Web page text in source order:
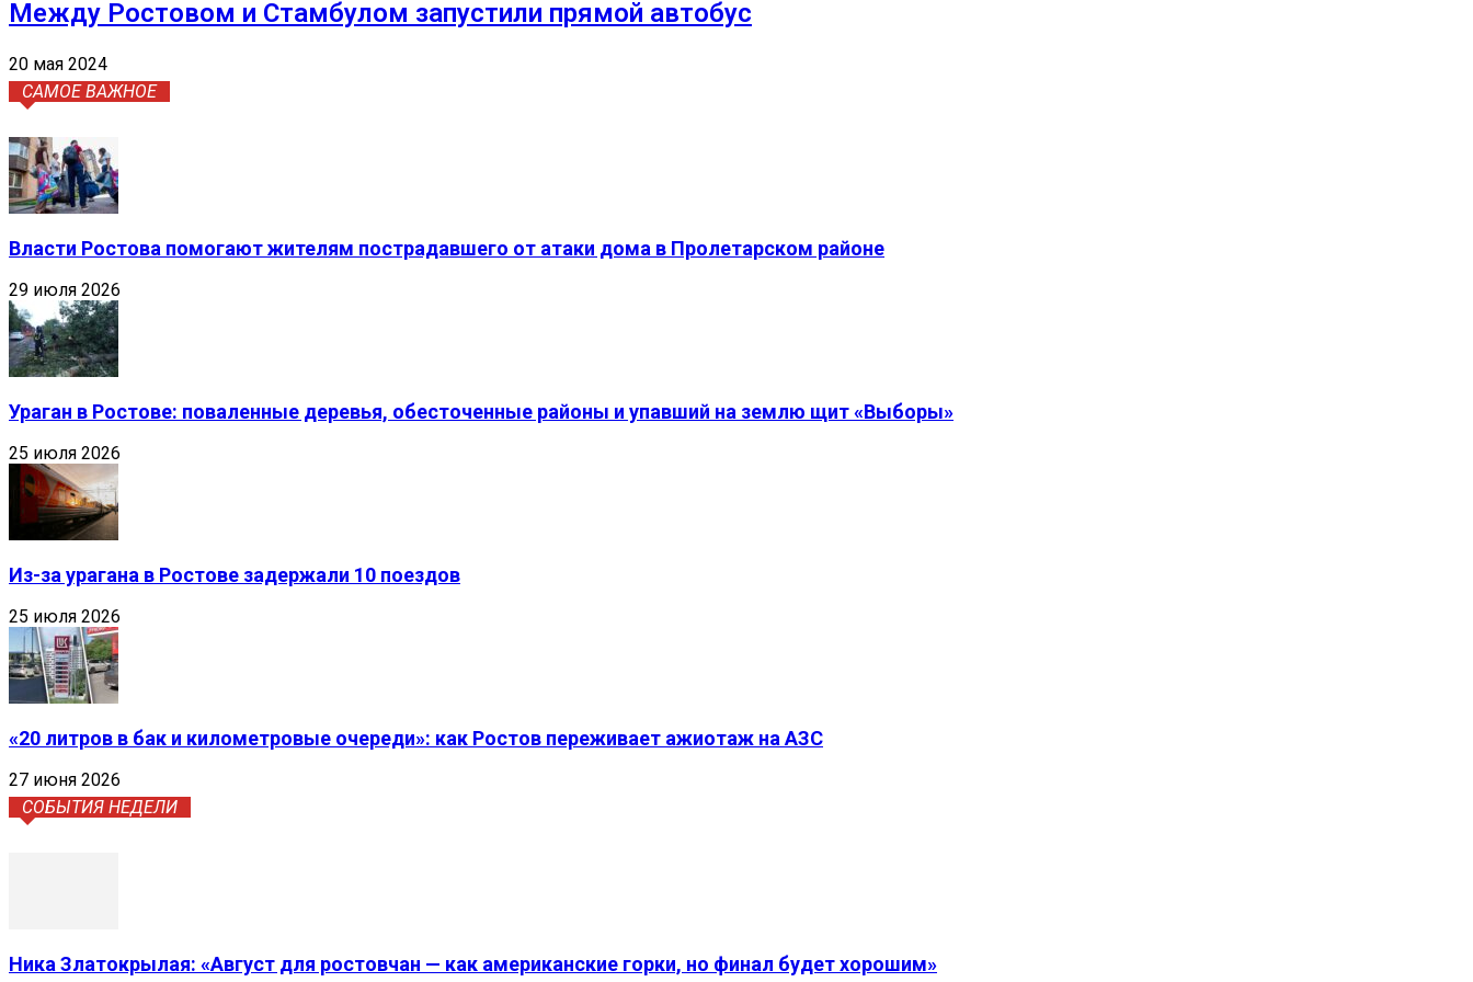
Между Ростовом и Стамбулом запустили прямой автобус
20 мая 2024
САМОЕ ВАЖНОЕ
Власти Ростова помогают жителям пострадавшего от атаки дома в Пролетарском районе
29 июля 2026
Ураган в Ростове: поваленные деревья, обесточенные районы и упавший на землю щит «Выборы»
25 июля 2026
Из-за урагана в Ростове задержали 10 поездов
25 июля 2026
«20 литров в бак и километровые очереди»: как Ростов переживает ажиотаж на АЗС
27 июня 2026
СОБЫТИЯ НЕДЕЛИ
Ника Златокрылая: «Август для ростовчан — как американские горки, но финал будет хорошим»